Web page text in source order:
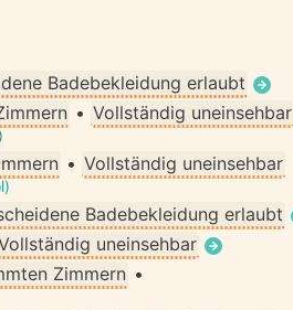
Badebekleidung erlaubt
• Vollständig uneinsehbar
• Vollständig uneinsehbar
Badebekleidung erlaubt
uneinsehbar
Zimmern •